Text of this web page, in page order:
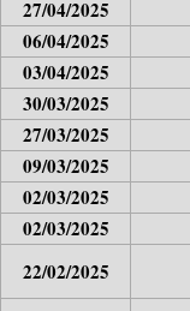
27/04/2025
06/04/2025
03/04/2025
30/03/2025
27/03/2025
09/03/2025
02/03/2025
02/03/2025
22/02/2025